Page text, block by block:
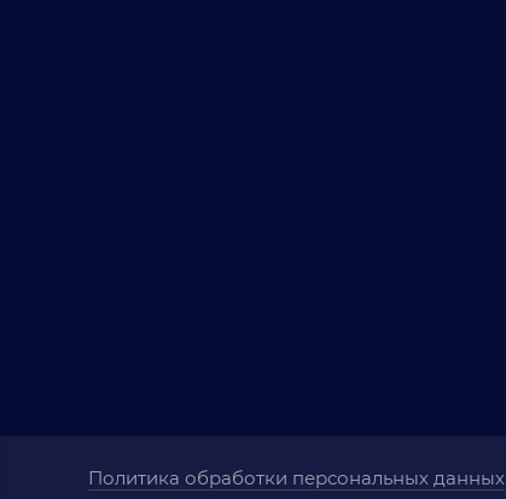
Политика обработки персональных данных